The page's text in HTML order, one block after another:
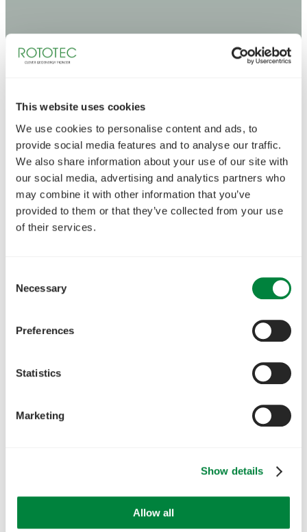
This website uses cookies
We use cookies to personalise content and ads, to
provide social media features and to analyse our traffic.
We also share information about your use of our site with
our social media, advertising and analytics partners who
may combine it with other information that you’ve
provided to them or that they’ve collected from your use
of their services.
Selection
Necessary
Preferences
Statistics
Marketing
Show details
Allow all